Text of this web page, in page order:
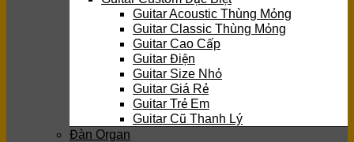
Guitar Acoustic Thùng Mỏng
Guitar Classic Thùng Mỏng
Guitar Cao Cấp
Guitar Điện
Guitar Size Nhỏ
Guitar Giá Rẻ
Guitar Trẻ Em
Guitar Cũ Thanh Lý
Đàn Organ